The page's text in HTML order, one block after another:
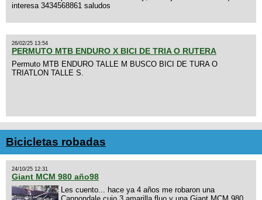
interesa 3434568861 saludos
26/02/25 13:54
PERMUTO MTB ENDURO X BICI DE TRIA O RUTERA
Permuto MTB ENDURO TALLE M BUSCO BICI DE TURA O
TRIATLON TALLE S.
Bicicletas robadas
24/10/25 12:31
Giant MCM 980 año98
Les cuento... hace ya 4 años me robaron una